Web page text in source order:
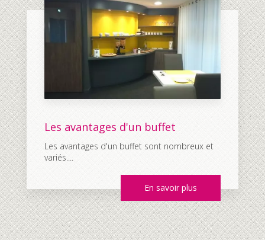
Les avantages d'un buffet
Les avantages d'un buffet sont nombreux et
variés....
En savoir plus